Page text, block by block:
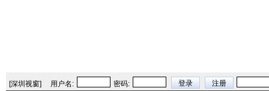
[深圳视窗] 用户名: 密码: